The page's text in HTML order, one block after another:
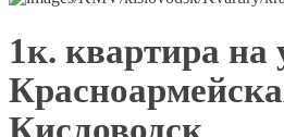
1к. квартира на